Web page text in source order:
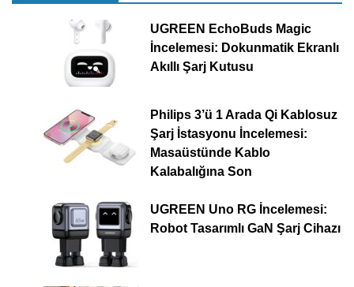
UGREEN EchoBuds Magic
İncelemesi: Dokunmatik Ekranlı
Akıllı Şarj Kutusu
Philips 3’ü 1 Arada Qi Kablosuz
Şarj İstasyonu İncelemesi:
Masaüstünde Kablo
Kalabalığına Son
UGREEN Uno RG İncelemesi:
Robot Tasarımlı GaN Şarj Cihazı